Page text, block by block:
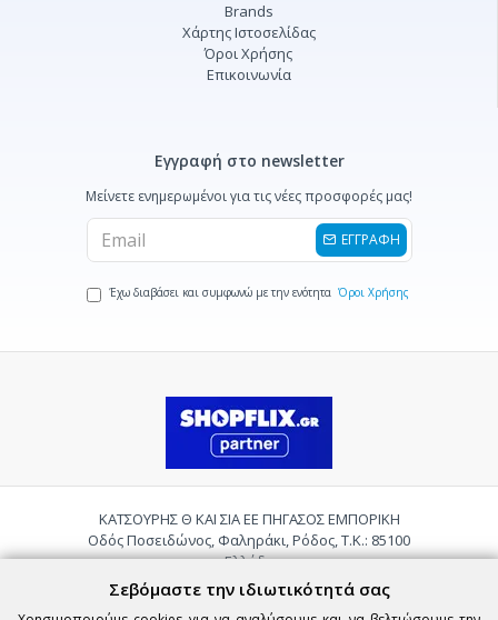
Brands
Χάρτης Ιστοσελίδας
Όροι Χρήσης
Επικοινωνία
Εγγραφή στο newsletter
Μείνετε ενημερωμένοι για τις νέες προσφορές μας!
ΕΓΓΡΑΦΗ
Έχω διαβάσει και συμφωνώ με την ενότητα Όροι Χρήσης
ΚΑΤΣΟΥΡΗΣ Θ ΚΑΙ ΣΙΑ ΕΕ ΠΗΓΑΣΟΣ ΕΜΠΟΡΙΚΗ
Οδός Ποσειδώνος, Φαληράκι, Ρόδος, Τ.Κ.: 85100
Ελλάδα
Τηλ.:2241085059
Email:
pigasosemporiki@gmail.com
Σεβόμαστε την ιδιωτικότητά σας